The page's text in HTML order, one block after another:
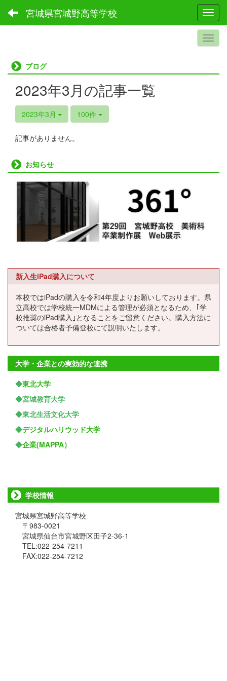
宮城県宮城野高等学校
ブログ
2023年3月の記事一覧
2023年3月 100件
記事がありません。
お知らせ
新入生iPad購入について
本校ではiPadの購入を令和4年度よりお願いしております。県
立高校では学校統一MDMによる管理が必須となるため、｢学
校推奨のiPad購入｣となることをご留意ください。購入方法に
ついては合格者予備登校にて説明いたします。
大学・企業との実効的な連携
◆東北大学
◆宮城教育大学
◆東北生活文化大学
◆デジタルハリウッド大学
◆企業(MAPPA）
学校情報
宮城県宮城野高等学校
〒983-0021
宮城県仙台市宮城野区田子2-36-1
TEL:022-254-7211
FAX:022-254-7212